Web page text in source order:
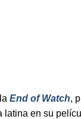
End of Watch,
latina en su